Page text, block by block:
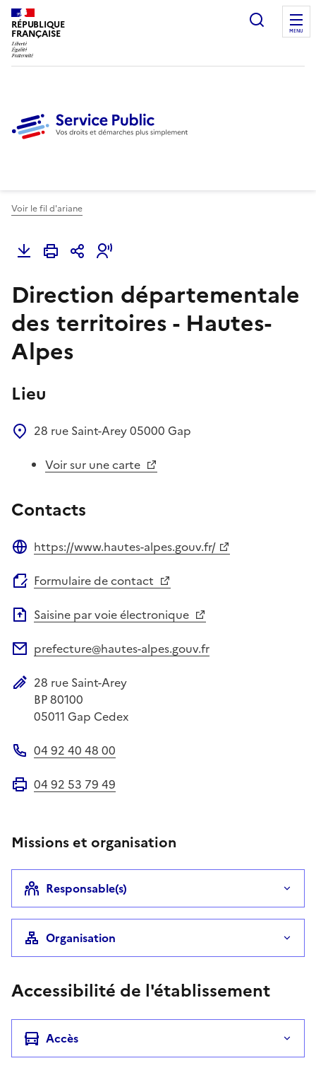
RÉPUBLIQUE
FRANÇAISE
Ouvrir
MENU
Voir le fil d'ariane
Direction départementale
des territoires - Hautes-
Alpes
Lieu
28 rue Saint-Arey05000 Gap
Voir sur une carte
Contacts
https://www.hautes-alpes.gouv.fr/
Formulaire de contact
Saisine par voie électronique
prefecture@hautes-alpes.gouv.fr
Adresse postale
28 rue Saint-Arey
BP 80100
05011 Gap Cedex
04 92 40 48 00
04 92 53 79 49
Missions et organisation
Responsable(s)
Organisation
Accessibilité de l'établissement
Accès